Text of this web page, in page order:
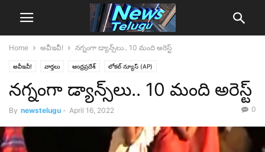
Home అవీఇవీ! నగ్నంగా డ్యాన్స్‌లు.. 10 మంది అరెస్ట్‌
అవీఇవీ! వార్తలు ఆంధ్రప్రదేశ్‌ లోక‌ల్ న్యూస్‌ (AP)
నగ్నంగా డ్యాన్స్‌లు.. 10 మంది అరెస్ట్‌
By newstelugu - April 16, 2022 0